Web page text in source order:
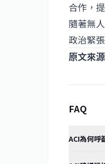
合作，
隨著無
政治緊
原文來源
FAQ
ACI為何呼